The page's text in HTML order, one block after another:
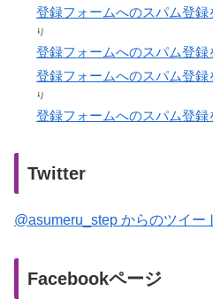
登録フォームへのスパム登録
り
登録フォームへのスパム登録
登録フォームへのスパム登録
り
登録フォームへのスパム登録
Twitter
@asumeru_step からのツイー
Facebookページ